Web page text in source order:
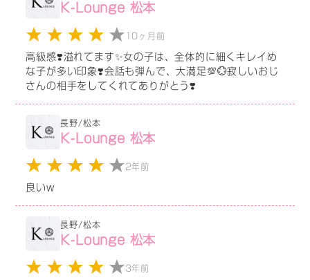
K-Lounge 松本
10ヶ月前
高級感❣️溢れてます✨女の子は、全体的に細くキレイめ
な子が多い印象❣️会話も弾んで、大満足💯💮寂しいおじ
さんの相手をしてくれてありがとう❣️
長野/松本
K-Lounge 松本
2年前
良いw
長野/松本
K-Lounge 松本
3年前